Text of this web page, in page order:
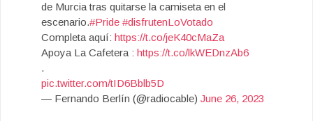
de Murcia tras quitarse la camiseta en el
escenario.#Pride #disfrutenLoVotado
Completa aquí: https://t.co/jeK40cMaZa
Apoya La Cafetera : https://t.co/lkWEDnzAb6
.
pic.twitter.com/tID6Bblb5D
— Fernando Berlín (@radiocable) June 26, 2023